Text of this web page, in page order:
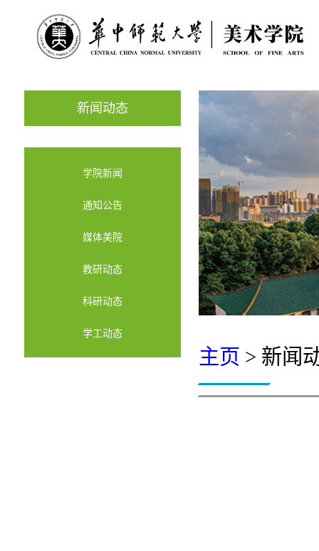
新闻动态
学院新闻
通知公告
媒体美院
教研动态
科研动态
学工动态
主页 > 新闻